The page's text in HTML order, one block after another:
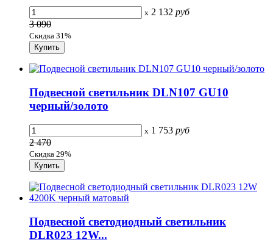
x 2 132 руб
3 090
Скидка 31%
Подвесной светильник DLN107 GU10
черный/золото
x 1 753 руб
2 470
Скидка 29%
Подвесной светодиодный светильник
DLR023 12W...